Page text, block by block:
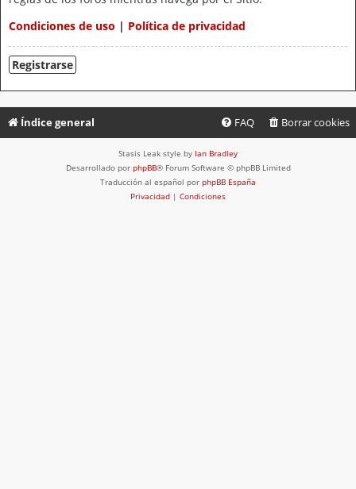
Condiciones de uso | Política de privacidad
Registrarse
Índice general Borrar cookies
FAQ
Stasis Leak style by Ian Bradley
Desarrollado por phpBB® Forum Software © phpBB Limited
Traducción al español por phpBB España
Privacidad | Condiciones